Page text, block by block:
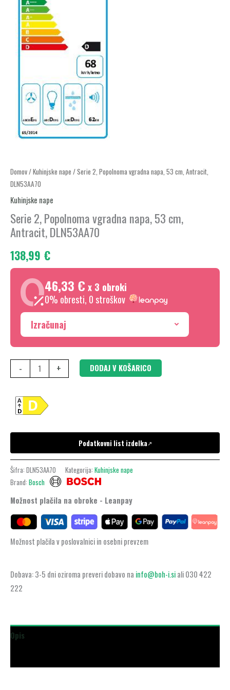
Domov/Kuhinjske nape / Serie 2, Popolnoma vgradna napa, 53 cm, Antracit,
DLN53AA70
Kuhinjske nape
Serie 2, Popolnoma vgradna napa, 53 cm,
Antracit, DLN53AA70
138,99 €
46,33 € x 3 obroki
0% obresti, 0 stroškov
Izračunaj
-
Serie
2,
Popolnoma
vgradna
napa,
cm,
Antracit,
DLN53AA70
količina
+ DODAJ V KOŠARICO
Podatkovni list izdelka↗
Šifra: DLN53AA70 Kategorija: Kuhinjske nape
Brand: Bosch
Možnost plačila na obroke - Leanpay
Možnost plačila v poslovalnici in osebni prevzem
Dobava: 3-5 dni oziroma preveri dobavo na info@boh-i.siali 030 422
222
Opis